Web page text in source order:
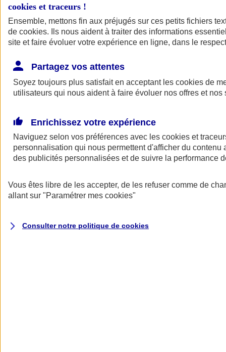
AXA Assurance
cookies et traceurs !
Ensemble, mettons fin aux préjugés sur ces petits fichiers
de cookies. Ils nous aident à traiter des informations
site et faire évoluer votre expérience en ligne, dans le
Partagez vos attentes
Soyez toujours plus satisfait en acceptant les cookies de
utilisateurs qui nous aident à faire évoluer nos offres et nos
Enrichissez votre expérience
Naviguez selon vos préférences avec les cookies et
personnalisation qui nous permettent d'afficher du contenu
des publicités personnalisées et de suivre la performance
Vous êtes libre de les accepter, de les refuser comme de
allant sur "Paramétrer mes cookies"
Consulter notre politique de cookies